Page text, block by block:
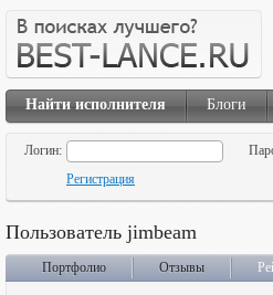
Найти исполнителя Блоги
Логин:
Регистрация
Пользователь jimbeam
Портфолио Отзывы